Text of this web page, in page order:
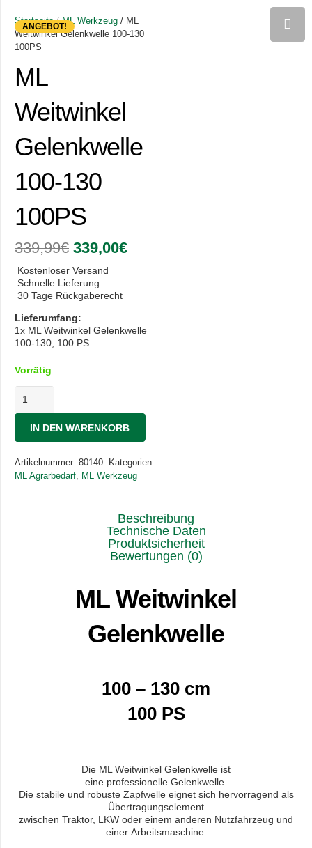
ANGEBOT!
Startseite/ML Werkzeug / ML
Weitwinkel Gelenkwelle 100-130
100PS
ML
Weitwinkel
Gelenkwelle
100-130
100PS
339,99€ Ursprünglicher
Preis
war:
339,99€
339,00€Aktueller
Kostenloser Versand
Schnelle Lieferung
30 Tage Rückgaberecht
Lieferumfang:
1x ML Weitwinkel Gelenkwelle
100-130, 100 PS
Vorrätig
Weitwinkel
Gelenkwelle
100-
130
Menge
IN DEN WARENKORB
Artikelnummer: 80140
Kategorien:
ML Agrarbedarf, ML Werkzeug
Beschreibung
Technische Daten
Produktsicherheit
Bewertungen (0)
ML Weitwinkel
Gelenkwelle
100 – 130 cm
100 PS
Die ML Weitwinkel Gelenkwelle ist
eine professionelle Gelenkwelle.
Die stabile und robuste Zapfwelle eignet sich hervorragend als
Übertragungselement
zwischen Traktor, LKW oder einem anderen Nutzfahrzeug und
einer Arbeitsmaschine.